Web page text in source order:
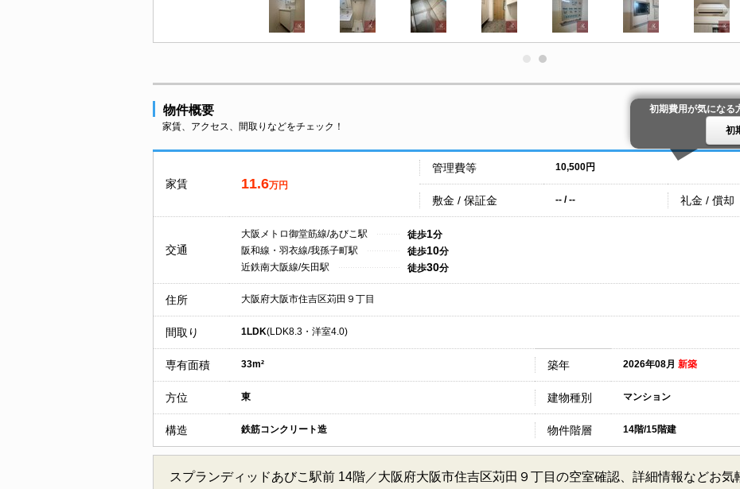
物件概要
家賃、アクセス、間取りなどをチェック！
初期費用が気になる
初
家賃 11.6万円
管理費等 10,500円
敷金 / 保証金 -- / -- 礼金 / 償却
交通
大阪メトロ御堂筋線/あびこ駅 徒歩1分
阪和線・羽衣線/我孫子町駅
徒歩10分
近鉄南大阪線/矢田駅
徒歩30分
住所 大阪府大阪市住吉区苅田９丁目
間取り 1LDK(LDK8.3・洋室4.0)
専有面積 33m² 築年 2026年08月 新築
方位 東 建物種別 マンション
構造 鉄筋コンクリート造 物件階層 14階/15階建
スプランディッドあびこ駅前 14階／大阪府大阪市住吉区苅田９丁目の空室確認、詳細情報などお気